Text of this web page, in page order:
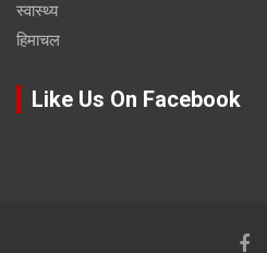
स्वास्थ्य
हिमाचल
Like Us On Facebook